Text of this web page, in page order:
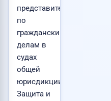
представительство
по
гражданским
делам в
судах
общей
юрисдикции.
Защита и